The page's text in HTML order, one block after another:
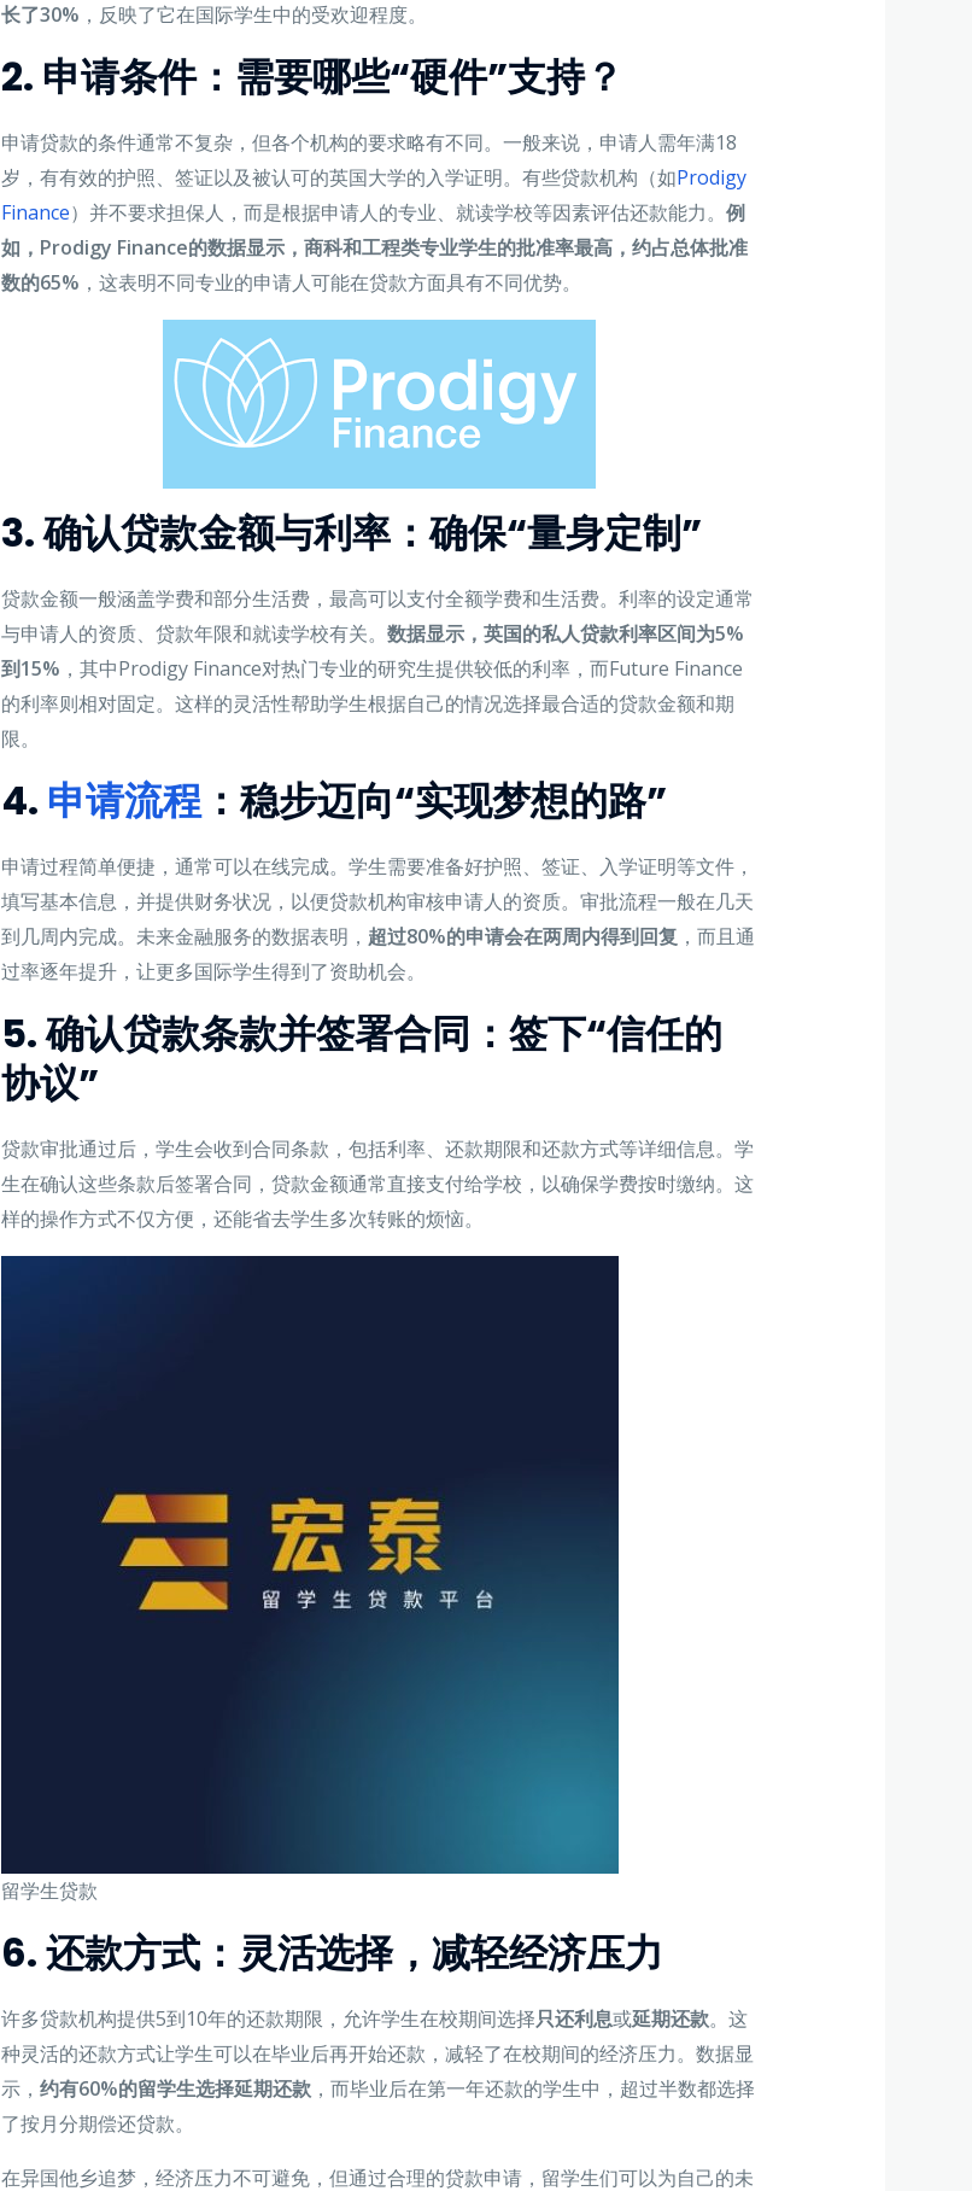
长了30% ，反映了它在国际学生中的受欢迎程度。
2. 申请条件：需要哪些“硬件”支持？
申请贷款的条件通常不复杂，但各个机构的要求略有不同。一般来说，申请人需年满18
岁，有有效的护照、签证以及被认可的英国大学的入学证明。有些贷款机构（如Prodigy
Finance）并不要求担保人，而是根据申请人的专业、就读学校等因素评估还款能力。 例
如，Prodigy Finance的数据显示，商科和工程类专业学生的批准率最高，约占总体批准
数的65% ，这表明不同专业的申请人可能在贷款方面具有不同优势。
3. 确认贷款金额与利率：确保“量身定制”
贷款金额一般涵盖学费和部分生活费，最高可以支付全额学费和生活费。利率的设定通常
与申请人的资质、贷款年限和就读学校有关。 数据显示，英国的私人贷款利率区间为5%
到15% ，其中Prodigy Finance对热门专业的研究生提供较低的利率，而Future Finance
的利率则相对固定。这样的灵活性帮助学生根据自己的情况选择最合适的贷款金额和期
限。
4. 申请流程：稳步迈向“实现梦想的路”
申请过程简单便捷，通常可以在线完成。学生需要准备好护照、签证、入学证明等文件，
填写基本信息，并提供财务状况，以便贷款机构审核申请人的资质。审批流程一般在几天
到几周内完成。未来金融服务的数据表明， 超过80%的申请会在两周内得到回复，而且通
过率逐年提升，让更多国际学生得到了资助机会。
5. 确认贷款条款并签署合同：签下“信任的
协议”
贷款审批通过后，学生会收到合同条款，包括利率、还款期限和还款方式等详细信息。学
生在确认这些条款后签署合同，贷款金额通常直接支付给学校，以确保学费按时缴纳。这
样的操作方式不仅方便，还能省去学生多次转账的烦恼。
留学生贷款
6. 还款方式：灵活选择，减轻经济压力
许多贷款机构提供5到10年的还款期限，允许学生在校期间选择只还利息或延期还款。这
种灵活的还款方式让学生可以在毕业后再开始还款，减轻了在校期间的经济压力。数据显
示， 约有60%的留学生选择延期还款，而毕业后在第一年还款的学生中，超过半数都选择
了按月分期偿还贷款。
在异国他乡追梦，经济压力不可避免，但通过合理的贷款申请，留学生们可以为自己的未